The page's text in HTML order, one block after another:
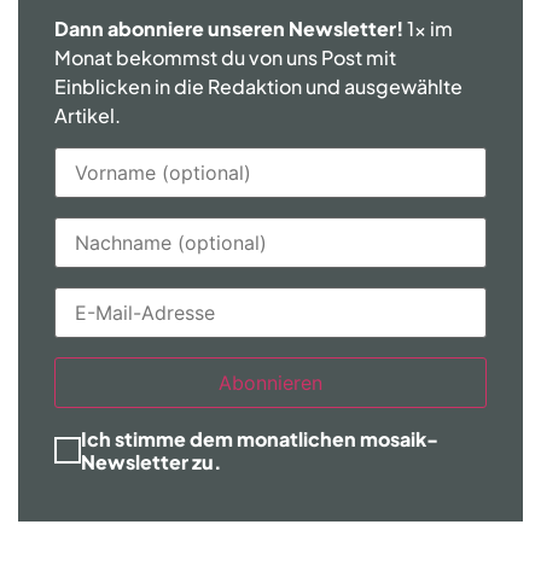
Dann abonniere unseren Newsletter!1x im
Monat bekommst du von uns Post mit
Einblicken in die Redaktion und ausgewählte
Artikel.
Abonnieren
Ich stimme dem monatlichen mosaik-
Newsletter zu.